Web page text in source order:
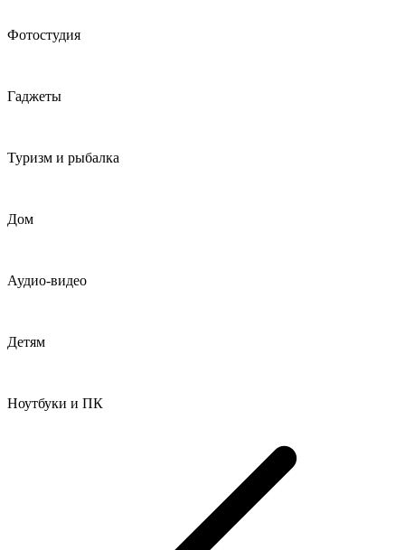
Фотостудия
Гаджеты
Туризм и рыбалка
Дом
Аудио-видео
Детям
Ноутбуки и ПК